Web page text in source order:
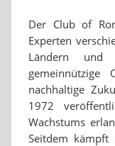
Der Club of
Experten
Ländern und
nachhaltige
1972
Wachstums
Seitdem